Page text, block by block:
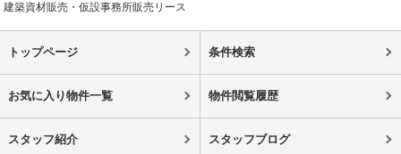
建築資材販売・仮設事務所販売リース
トップページ 条件検索
お気に入り物件一覧 物件閲覧履歴
スタッフ紹介 スタッフブログ